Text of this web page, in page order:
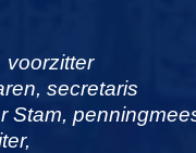
voorzitter
secretaris
Stam,